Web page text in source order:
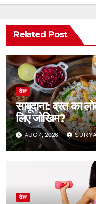
Related Post
सेहत
साबूदाना: व्रत का
लिए जोखिम?
AUG 4, 2026
सेहत